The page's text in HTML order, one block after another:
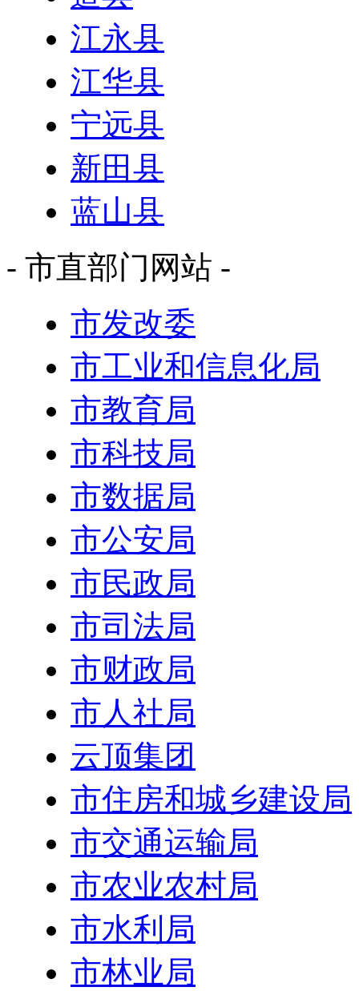
江永县
江华县
宁远县
新田县
蓝山县
- 市直部门网站 -
市发改委
市工业和信息化局
市教育局
市科技局
市数据局
市公安局
市民政局
市司法局
市财政局
市人社局
云顶集团
市住房和城乡建设局
市交通运输局
市农业农村局
市水利局
市林业局